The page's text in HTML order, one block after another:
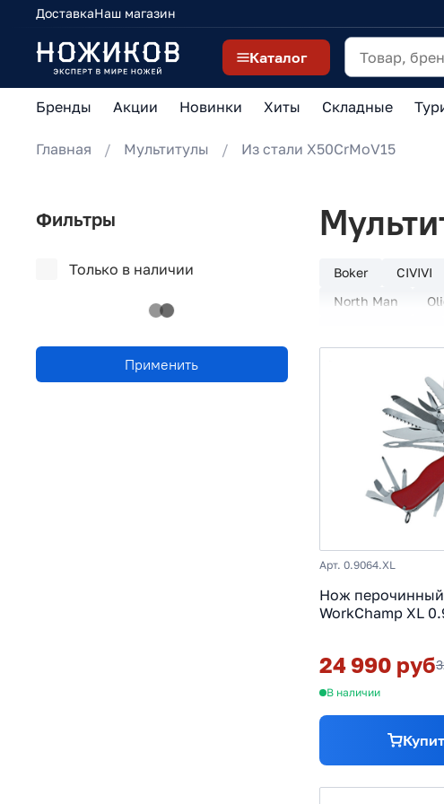
ДоставкаНаш магазин
Каталог
Бренды Акции Новинки Хиты Складные
Главная Мультитулы Из стали X50CrMoV15
Boker CIVIVI
North Man
Из стали 5CR14
Из стали M390
Из Японии
С рукоятью из
Российские
Арт. 0.9064.XL
Нож
WorkChamp XL
24 990 руб
В наличии
Фильтры
Только в наличии
Применить